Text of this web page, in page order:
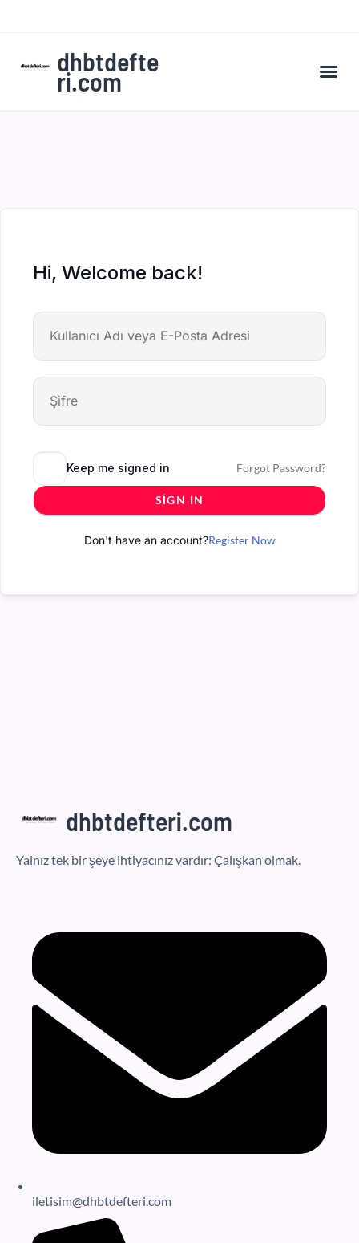
dhbtdefte
ri.com
Hi, Welcome back!
Keep me signed in Forgot Password?
SIGN IN
Don't have an account?Register Now
dhbtdefteri.com
Yalnız tek bir şeye ihtiyacınız vardır: Çalışkan olmak.
iletisim@dhbtdefteri.com